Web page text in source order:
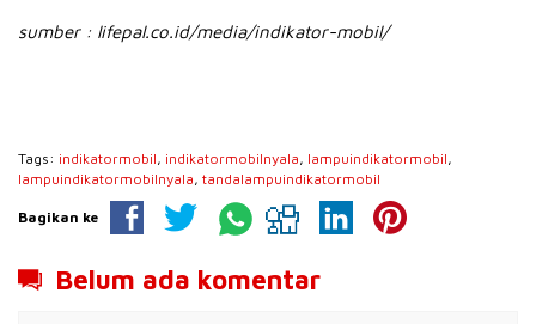
sumber : lifepal.co.id/media/indikator-mobil/
Tags: indikatormobil, indikatormobilnyala, lampuindikatormobil,
lampuindikatormobilnyala, tandalampuindikatormobil
Bagikan ke
Belum ada komentar